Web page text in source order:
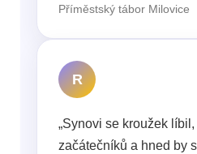
Příměstský tábor Milovice
R
„Synovi se kroužek
začátečníků a hned by